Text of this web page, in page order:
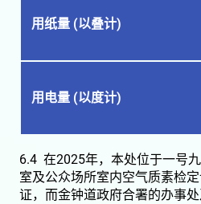
用纸量 (以叠计)
用电量 (以度计)
6.4 在2025年，本处位于一号
室及公众场所室内空气质素检
证，而金钟道政府合署的办事